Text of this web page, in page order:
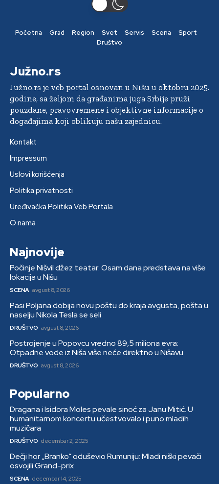
Početna Grad Region Svet Servis Scena
Sport
Društvo
Južno.rs
Južno.rs je veb portal osnovan u Nišu u oktobru 2025.
godine, sa željom da građanima juga Srbije pruži
pouzdane, pravovremene i objektivne informacije o
događajima koji oblikuju našu zajednicu.
Kontakt
Impressum
Uslovi korišćenja
Politika privatnosti
Uređivačka Politika Veb Portala
O nama
Najnovije
Počinje Nišvil džez teatar: Osam dana predstava na više
lokacija u Nišu
SCENA avgust 8, 2026
Pasi Poljana dobija novu poštu do kraja avgusta, pošta u
naselju Nikola Tesla se seli
DRUŠTVO avgust 8, 2026
Postrojenje u Popovcu vredno 89,5 miliona evra:
Otpadne vode iz Niša više neće direktno u Nišavu
DRUŠTVO avgust 8, 2026
Popularno
Dragana i Isidora Moles pevale sinoć za Janu Mitić. U
humanitarnom koncertu učestvovalo i puno mladih
muzičara
DRUŠTVO decembar 2, 2025
Dečji hor „Branko“ oduševio Rumuniju: Mladi niški pevači
osvojili Grand-prix
SCENA decembar 14, 2025